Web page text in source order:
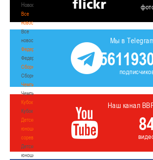
Новости
Все
новости
Все
новости
Федерация
Федерация
Сборные
Сборные
Чемпионат
Чемпионат
Кубок
Кубок
Детско-
юношеские
соревнования
Детско-
юношеские
Мы в
Наш канал